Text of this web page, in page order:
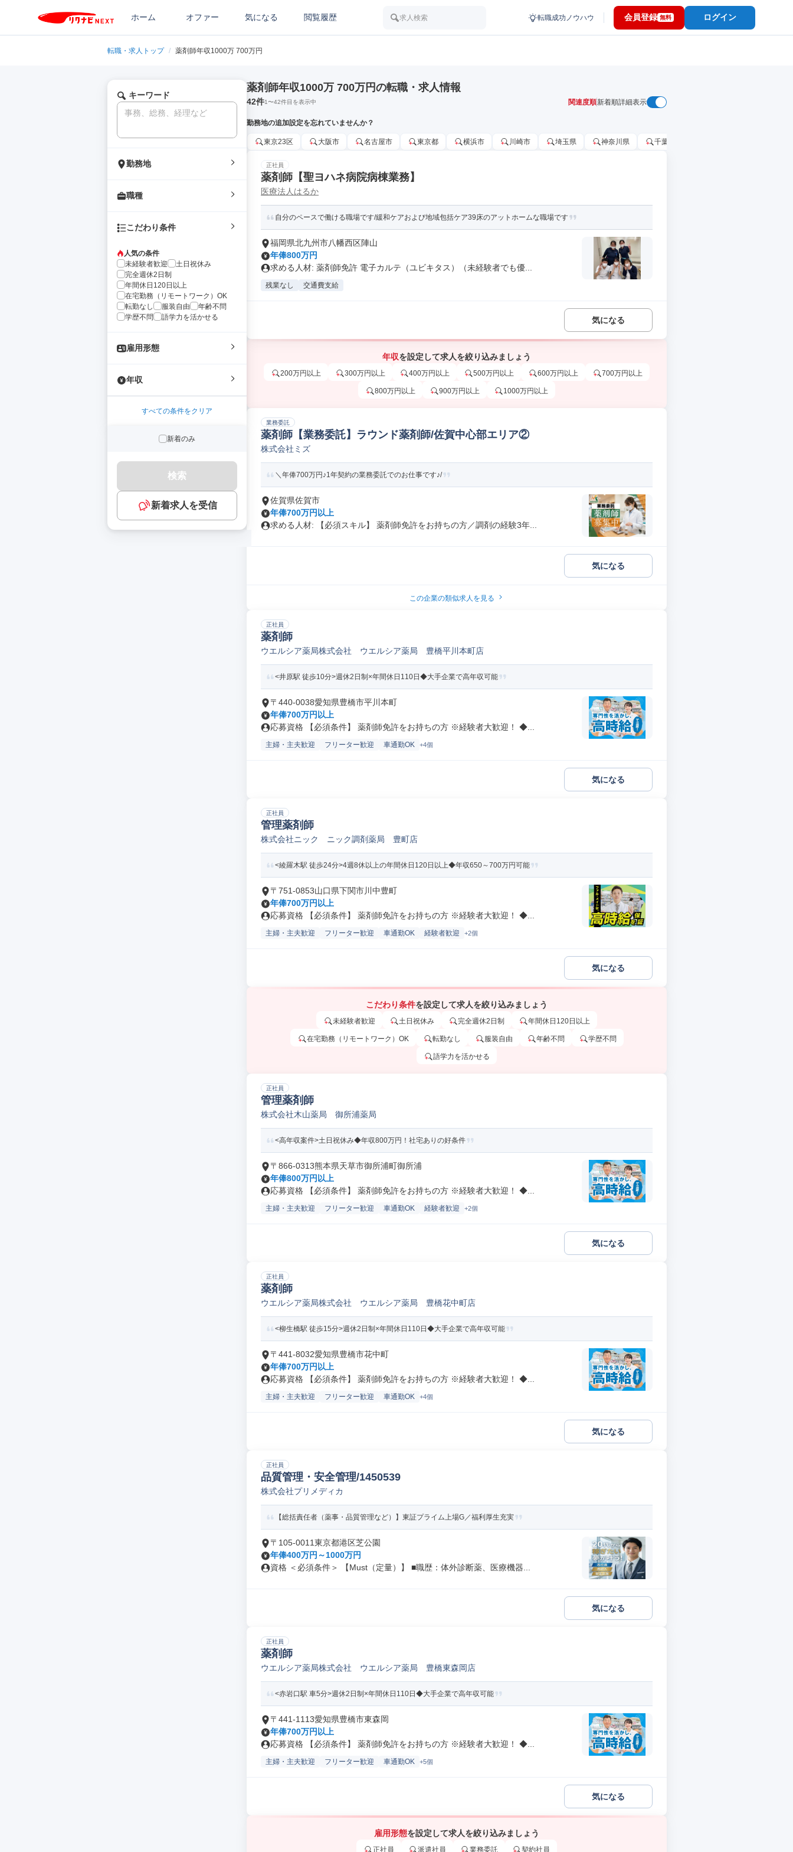
ホーム オファー 気になる 閲覧履歴 求人検索 転職成功ノウハウ 会員登録 無料 ログイン
転職・求人トップ / 薬剤師年収1000万 700万円
キーワード
勤務地
職種
こだわり条件
人気の条件
未経験者歓迎
土日祝休み
完全週休2日制
年間休日120日以上
在宅勤務（リモートワーク）OK
転勤なし
服装自由
年齢不問
学歴不問
語学力を活かせる
雇用形態
年収
すべての条件をクリア
新着のみ
検索
新着求人を受信
薬剤師年収1000万 700万円の転職・求人情報
42件1〜42件目を表示中 関連度順新着順詳細表示
勤務地の追加設定を忘れていませんか？
東京23区 大阪市 名古屋市 東京都 横浜市 川崎市 埼玉県 神奈川県 千葉市
正社員
薬剤師【聖ヨハネ病院病棟業務】
医療法人はるか
自分のペースで働ける職場です/緩和ケアおよび地域包括ケア39床のアットホームな職場です
福岡県北九州市八幡西区陣山
年俸800万円
求める人材: 薬剤師免許 電子カルテ（ユビキタス）（未経験者でも優...
残業なし 交通費支給
気になる
年収を設定して求人を絞り込みましょう
200万円以上 300万円以上 400万円以上 500万円以上 600万円以上 700万円以上
800万円以上 900万円以上 1000万円以上
業務委託
薬剤師【業務委託】ラウンド薬剤師/佐賀中心部エリア②
株式会社ミズ
＼年俸700万円♪1年契約の業務委託でのお仕事です♪/
佐賀県佐賀市
年俸700万円以上
求める人材: 【必須スキル】 薬剤師免許をお持ちの方／調剤の経験3年...
気になる
この企業の類似求人を見る
正社員
薬剤師
ウエルシア薬局株式会社 ウエルシア薬局 豊橋平川本町店
<井原駅 徒歩10分>週休2日制×年間休日110日◆大手企業で高年収可能
〒440-0038愛知県豊橋市平川本町
年俸700万円以上
応募資格 【必須条件】 薬剤師免許をお持ちの方 ※経験者大歓迎！ ◆...
主婦・主夫歓迎 フリーター歓迎 車通勤OK +4個
気になる
正社員
管理薬剤師
株式会社ニック ニック調剤薬局 豊町店
<綾羅木駅 徒歩24分>4週8休以上の年間休日120日以上◆年収650～700万円可能
〒751-0853山口県下関市川中豊町
年俸700万円以上
応募資格 【必須条件】 薬剤師免許をお持ちの方 ※経験者大歓迎！ ◆...
主婦・主夫歓迎 フリーター歓迎 車通勤OK 経験者歓迎 +2個
気になる
こだわり条件を設定して求人を絞り込みましょう
未経験者歓迎 土日祝休み 完全週休2日制 年間休日120日以上
在宅勤務（リモートワーク）OK 転勤なし 服装自由 年齢不問 学歴不問
語学力を活かせる
正社員
管理薬剤師
株式会社木山薬局 御所浦薬局
<高年収案件>土日祝休み◆年収800万円！社宅ありの好条件
〒866-0313熊本県天草市御所浦町御所浦
年俸800万円以上
応募資格 【必須条件】 薬剤師免許をお持ちの方 ※経験者大歓迎！ ◆...
主婦・主夫歓迎 フリーター歓迎 車通勤OK 経験者歓迎 +2個
気になる
正社員
薬剤師
ウエルシア薬局株式会社 ウエルシア薬局 豊橋花中町店
<柳生橋駅 徒歩15分>週休2日制×年間休日110日◆大手企業で高年収可能
〒441-8032愛知県豊橋市花中町
年俸700万円以上
応募資格 【必須条件】 薬剤師免許をお持ちの方 ※経験者大歓迎！ ◆...
主婦・主夫歓迎 フリーター歓迎 車通勤OK +4個
気になる
正社員
品質管理・安全管理/1450539
株式会社プリメディカ
【総括責任者（薬事・品質管理など）】東証プライム上場G／福利厚生充実
〒105-0011東京都港区芝公園
年俸400万円～1000万円
資格 ＜必須条件＞ 【Must（定量）】 ■職歴：体外診断薬、医療機器...
気になる
正社員
薬剤師
ウエルシア薬局株式会社 ウエルシア薬局 豊橋東森岡店
<赤岩口駅 車5分>週休2日制×年間休日110日◆大手企業で高年収可能
〒441-1113愛知県豊橋市東森岡
年俸700万円以上
応募資格 【必須条件】 薬剤師免許をお持ちの方 ※経験者大歓迎！ ◆...
主婦・主夫歓迎 フリーター歓迎 車通勤OK +5個
気になる
雇用形態を設定して求人を絞り込みましょう
正社員 派遣社員 業務委託 契約社員